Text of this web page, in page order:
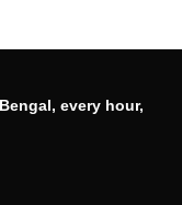
every hour,